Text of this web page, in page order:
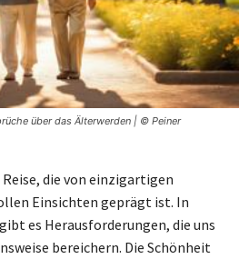
über das Älterwerden | © Peiner
die von einzigartigen
Einsichten geprägt ist. In
es Herausforderungen, die uns
bereichern. Die Schönheit